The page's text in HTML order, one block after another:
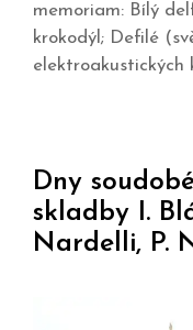
memoriam: Bílý
krokodýl; Defilé
elektroakustických
Dny
skladby I.
Nardelli, P.